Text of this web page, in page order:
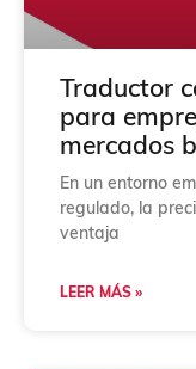
Traductor
para
mercados
En un entorno
regulado, la
ventaja
LEER MÁS »